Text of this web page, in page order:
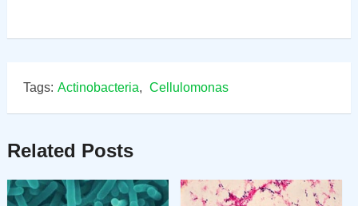
Tags: Actinobacteria, Cellulomonas
Related Posts